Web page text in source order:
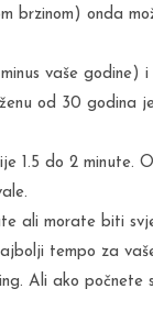
brzinom) onda
vaše
od 30 godina
1.5 do 2 minute.
ali morate biti
tempo za
Ali ako počnete